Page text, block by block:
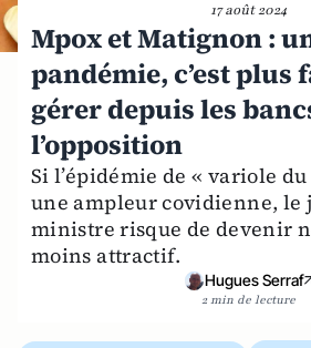
17 août 2024
Mpox et Matignon :
pandémie, c’est plus
gérer depuis les
l’opposition
Si l’épidémie de « variole
une ampleur covidienne, le
ministre risque de devenir
moins attractif.
Hugues Serraf
2 min de lecture